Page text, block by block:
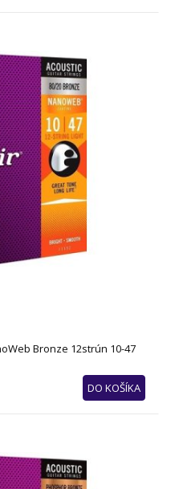
Bronze 12strún 10-47
DO KOŠÍKA